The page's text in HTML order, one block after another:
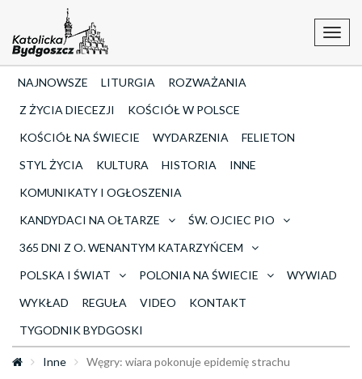
NAJNOWSZE LITURGIA
ROZWAŻANIA
Z ŻYCIA DIECEZJI
KOŚCIÓŁ W POLSCE
KOŚCIÓŁ NA ŚWIECIE
WYDARZENIA
FELIETON
STYL ŻYCIA
KULTURA HISTORIA
INNE
KOMUNIKATY I OGŁOSZENIA
KANDYDACI NA OŁTARZE
ŚW. OJCIEC PIO
365 DNI Z O. WENANTYM KATARZYŃCEM
POLSKA I ŚWIAT
POLONIA NA ŚWIECIE
WYWIAD
WYKŁAD
REGUŁA VIDEO
KONTAKT
TYGODNIK BYDGOSKI
Inne Węgry: wiara pokonuje epidemię strachu